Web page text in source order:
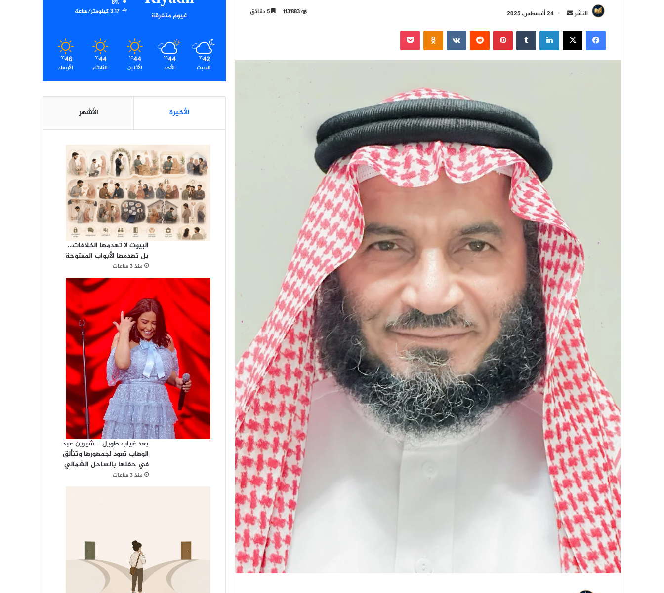
النشر
ل
ب
24 أغسطس، 2025 113٬883
فيسبوك ‫X لينكدإن بينتيريست
غيوم متفرقة
8%
3.17 كيلومتر/ساعة
42
℃
السبت
44
℃
الأحد
44
℃
الأثنين
44
℃
الثلاثاء
46
℃
الأربعاء
الأخيرة الأشهر
البيوت لا تهدمها الخلافات…
بل تهدمها الأبواب المفتوحة
منذ 3 ساعات
بعد غياب طويل .. شيرين عبد
الوهاب تعود لجمهورها وتتألق
في حفلها بالساحل الشمالي
منذ 3 ساعات